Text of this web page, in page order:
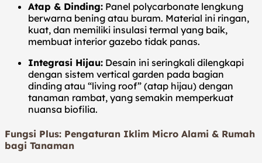
Atap & Dinding: Panel polycarbonate lengkung
berwarna bening atau buram. Material ini ringan,
kuat, dan memiliki insulasi termal yang baik,
membuat interior gazebo tidak panas.
Integrasi Hijau: Desain ini seringkali dilengkapi
dengan sistem vertical garden pada bagian
dinding atau “living roof” (atap hijau) dengan
tanaman rambat, yang semakin memperkuat
nuansa biofilia.
Fungsi Plus: Pengaturan Iklim Micro Alami & Rumah
bagi Tanaman